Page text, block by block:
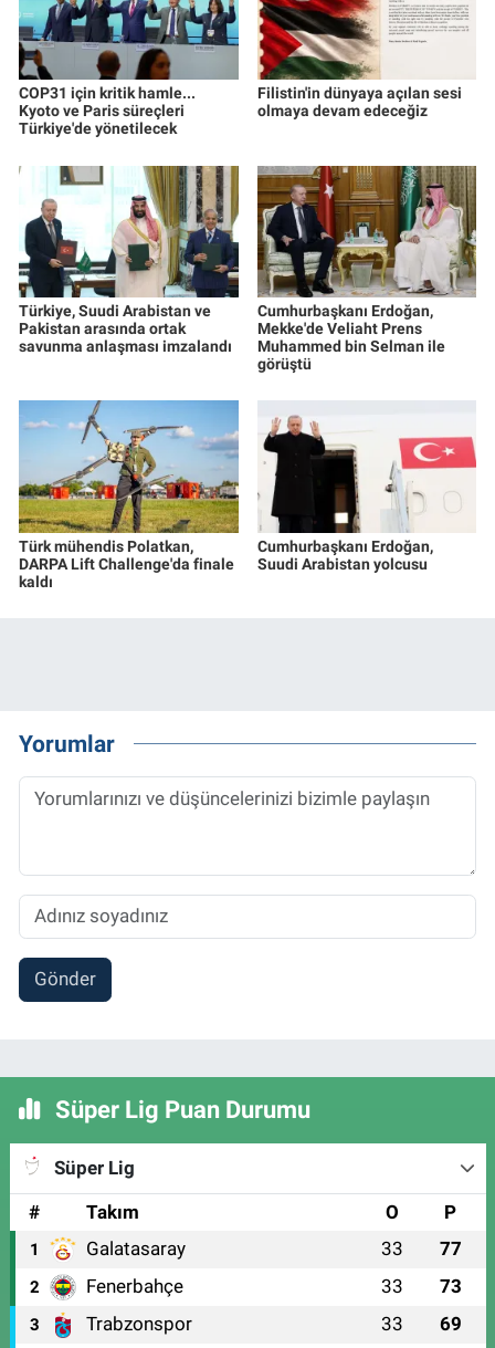
COP31 için kritik hamle...
Kyoto ve Paris süreçleri
Türkiye'de yönetilecek
Filistin'in dünyaya açılan sesi
olmaya devam edeceğiz
Türkiye, Suudi Arabistan ve
Pakistan arasında ortak
savunma anlaşması imzalandı
Cumhurbaşkanı Erdoğan,
Mekke'de Veliaht Prens
Muhammed bin Selman ile
görüştü
Türk mühendis Polatkan,
DARPA Lift Challenge'da finale
kaldı
Cumhurbaşkanı Erdoğan,
Suudi Arabistan yolcusu
Yorumlar
Gönder
Süper Lig Puan Durumu
Süper Lig
#
Takım O P
1 Galatasaray 33 77
2 Fenerbahçe 33 73
3 Trabzonspor 33 69